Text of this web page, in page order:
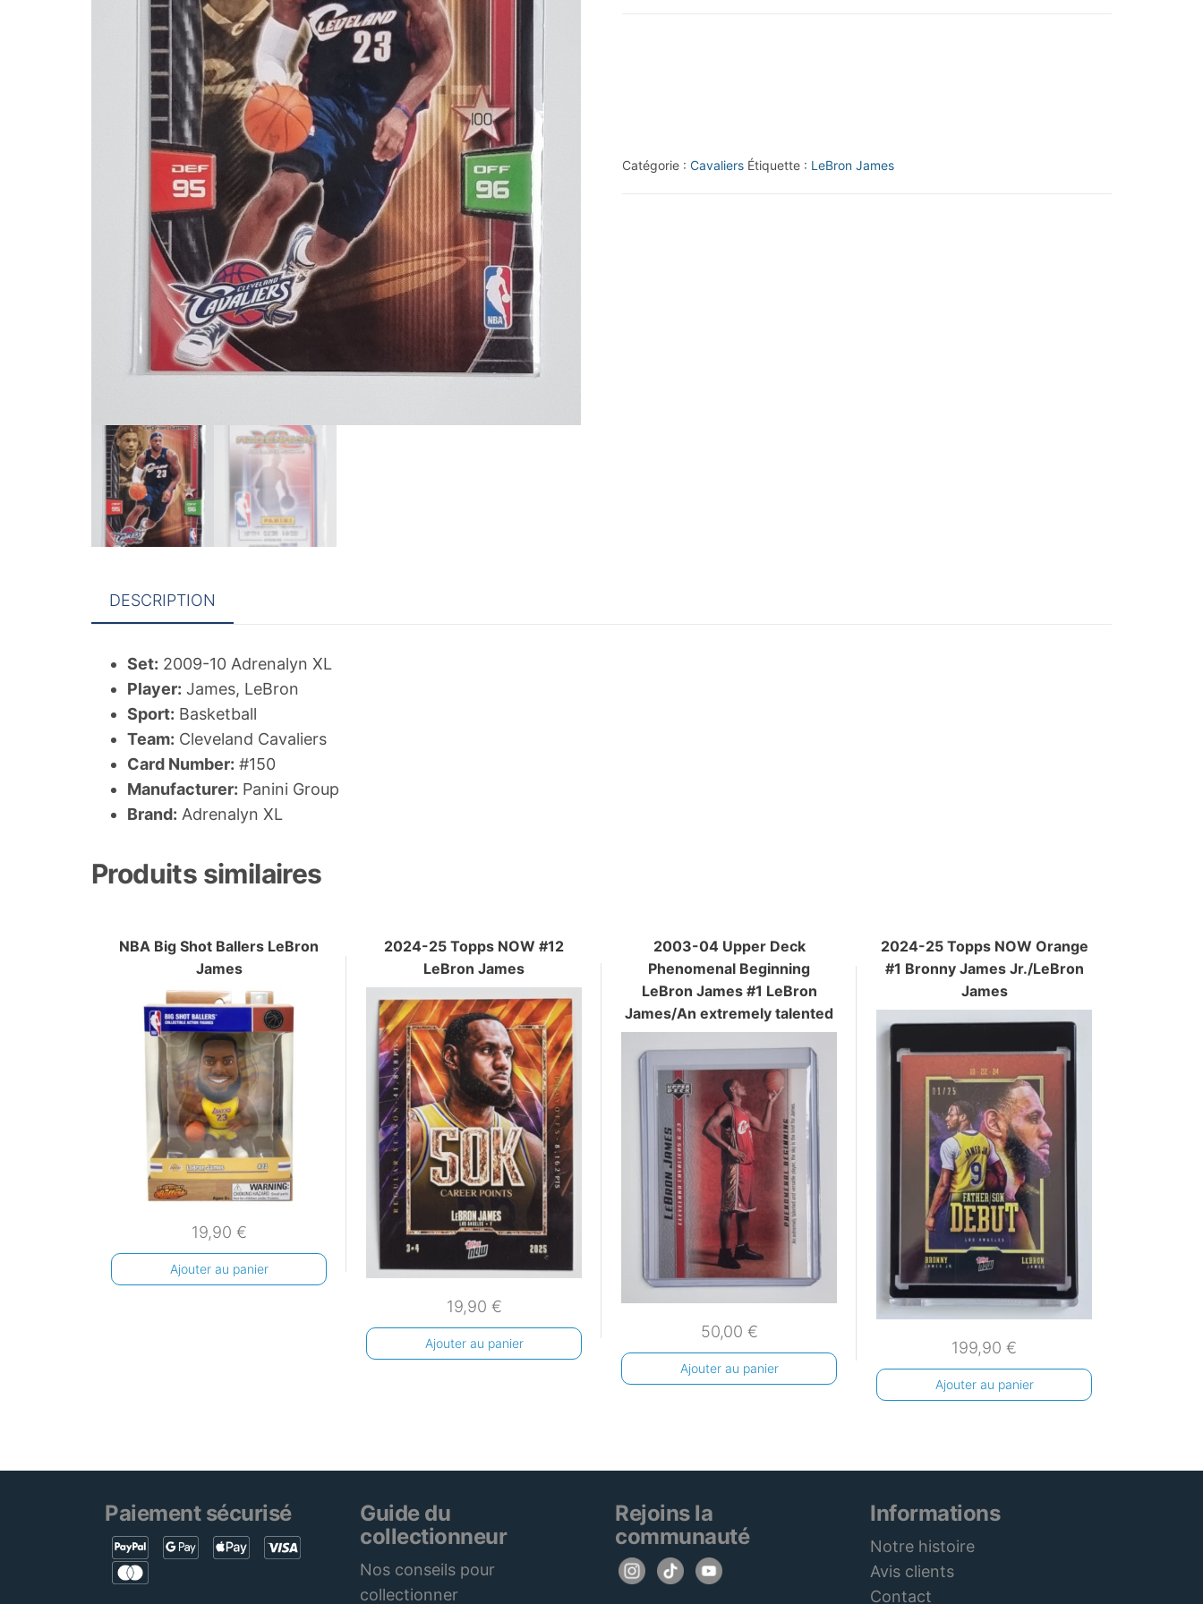
James
Catégorie : Cavaliers Étiquette : LeBron James
DESCRIPTION
Set: 2009-10 Adrenalyn XL
Player: James, LeBron
Sport: Basketball
Team: Cleveland Cavaliers
Card Number: #150
Manufacturer: Panini Group
Brand: Adrenalyn XL
Produits similaires
NBA Big Shot Ballers LeBron
James
19,90 €
Ajouter au panier
2024-25 Topps NOW #12
LeBron James
19,90 €
Ajouter au panier
2003-04 Upper Deck
Phenomenal Beginning
LeBron James #1 LeBron
James/An extremely talented
50,00 €
Ajouter au panier
2024-25 Topps NOW Orange
#1 Bronny James Jr./LeBron
James
199,90 €
Ajouter au panier
Paiement sécurisé
Guide du
collectionneur
Nos conseils pour
collectionner
Rejoins la
communauté
Informations
Notre histoire
Avis clients
Contact